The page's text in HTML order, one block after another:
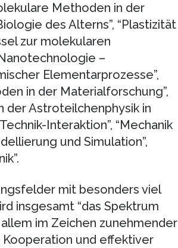
Methoden in der
des Alterns”, “Plastizität
zur molekularen
–
Elementarprozesse”,
in der Materialforschung”,
der Astroteilchenphysik in
Interaktion”, “Mechanik
und Simulation”,
mit besonders viel
insgesamt “das Spektrum
im Zeichen zunehmender
und effektiver